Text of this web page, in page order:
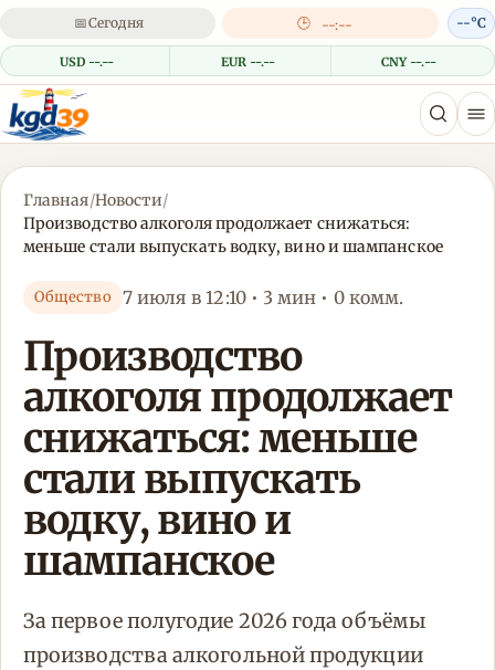
📅Сегодня 🕒 --:--
USD --.-- EUR --.-- CNY --.--
--°C
Главная/Новости/
Производство алкоголя продолжает снижаться:
меньше стали выпускать водку, вино и шампанское
Общество 7 июля в 12:10 • 3 мин • 0 комм.
Производство
алкоголя продолжает
снижаться: меньше
стали выпускать
водку, вино и
шампанское
За первое полугодие 2026 года объёмы
производства алкогольной продукции